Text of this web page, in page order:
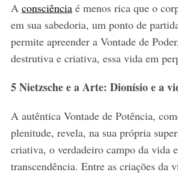
A consciênciaé menos rica que o
em sua sabedoria, um ponto de
permite apreender a Vontade de
destrutiva e criativa, essa vida em
5 Nietzsche e a Arte: Dionísio e a
A autêntica Vontade de Potência,
plenitude, revela, na sua própria
criativa, o verdadeiro campo da vida
transcendência. Entre as criações da